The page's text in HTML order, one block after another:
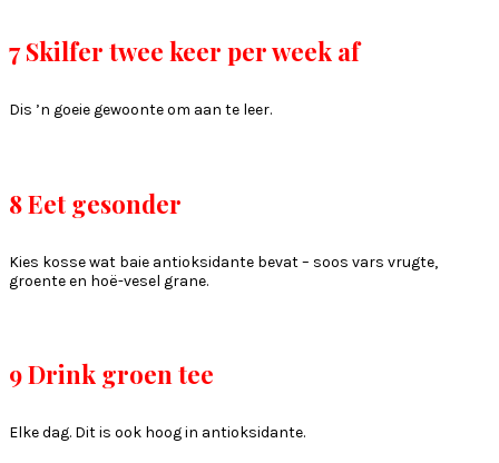
7 Skilfer twee keer per week af
Dis ’n goeie gewoonte om aan te leer.
8 Eet gesonder
Kies kosse wat baie antioksidante bevat – soos vars vrugte,
groente en hoë-vesel grane.
9 Drink groen tee
Elke dag. Dit is ook hoog in antioksidante.